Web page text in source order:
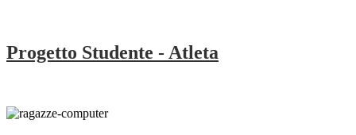
Progetto Studente - Atleta